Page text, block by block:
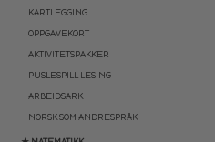
KARTLEGGING
OPPGAVEKORT
AKTIVITETSPAKKER
PUSLESPILL LESING
ARBEIDSARK
NORSK SOM ANDRESPRÅK